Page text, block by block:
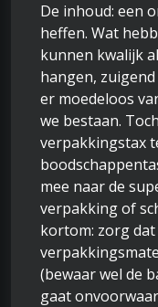
De inhoud: een
heffen. Wat
kunnen kwalijk
hangen,
er moedeloos
we bestaan.
verpakkingstax
mee naar de
verpakking of
kortom: zorg
(bewaar wel de
gaat